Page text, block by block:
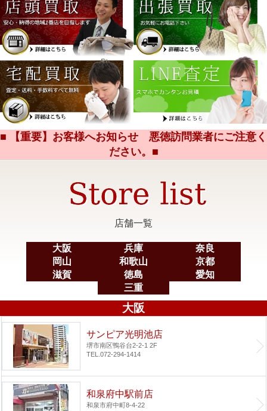
■ 【重要】お客様へお知らせ 悪徳訪問業者にご注意く
ださい。■
店舗一覧
大阪 兵庫
奈良
岡山
和歌山
京都
滋賀
徳島
愛知
三重
大阪
サンピア光明池店
堺市南区鴨谷台2-2-1 2F
TEL.072-294-1414
和泉府中駅前店
和泉市府中町8-4-22